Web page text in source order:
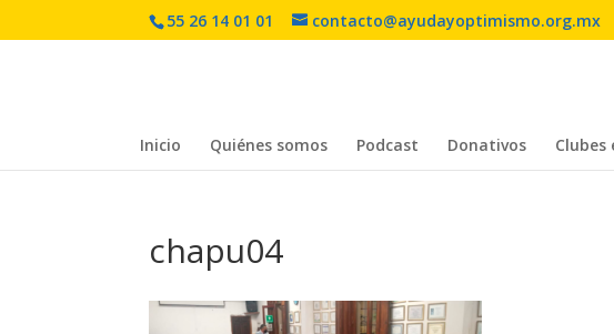
55 26 14 01 01 contacto@ayudayoptimismo.org.mx
Inicio Quiénes somos Podcast Donativos
chapu04